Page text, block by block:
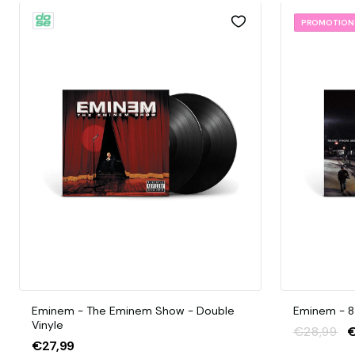
Eminem - The Eminem Show - Double
Vinyle
€27,99
PROMOTION
Eminem -
€28,99